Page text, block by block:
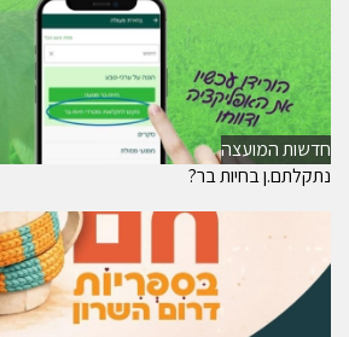
חדשות המועצה
נתקלתם.ן בחיות בר?